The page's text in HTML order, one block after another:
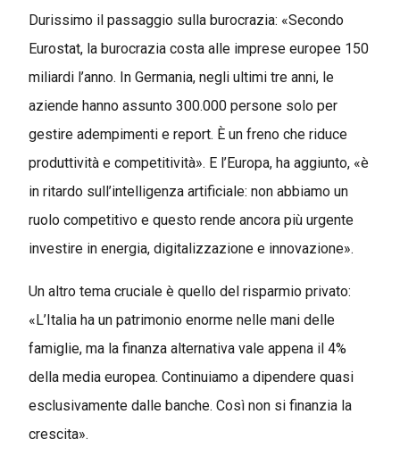
Durissimo il passaggio sulla burocrazia: «Secondo
Eurostat, la burocrazia costa alle imprese europee 150
miliardi l’anno. In Germania, negli ultimi tre anni, le
aziende hanno assunto 300.000 persone solo per
gestire adempimenti e report. È un freno che riduce
produttività e competitività». E l’Europa, ha aggiunto, «è
in ritardo sull’intelligenza artificiale: non abbiamo un
ruolo competitivo e questo rende ancora più urgente
investire in energia, digitalizzazione e innovazione».
Un altro tema cruciale è quello del risparmio privato:
«L’Italia ha un patrimonio enorme nelle mani delle
famiglie, ma la finanza alternativa vale appena il 4%
della media europea. Continuiamo a dipendere quasi
esclusivamente dalle banche. Così non si finanzia la
crescita».